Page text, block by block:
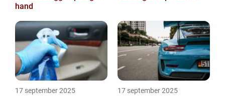
hand
17 september 2025 17 september 2025